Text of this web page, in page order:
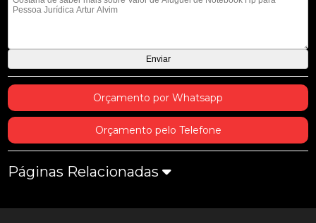
Orçamento por Whatsapp
Orçamento pelo Telefone
Páginas Relacionadas